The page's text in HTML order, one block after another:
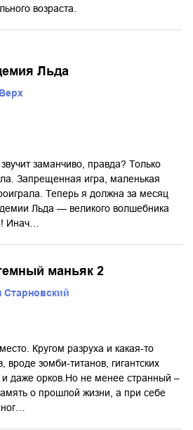
возраста.
Льда
заманчиво, правда? Только
Запрещенная игра, маленькая
Теперь я должна за месяц
Льда — великого волшебника
Инач…
маньяк 2
Старновский
Кругом разруха и какая-то
зомби-титанов, гигантских
и даже орков.Но не менее странный –
о прошлой жизни, а при себе